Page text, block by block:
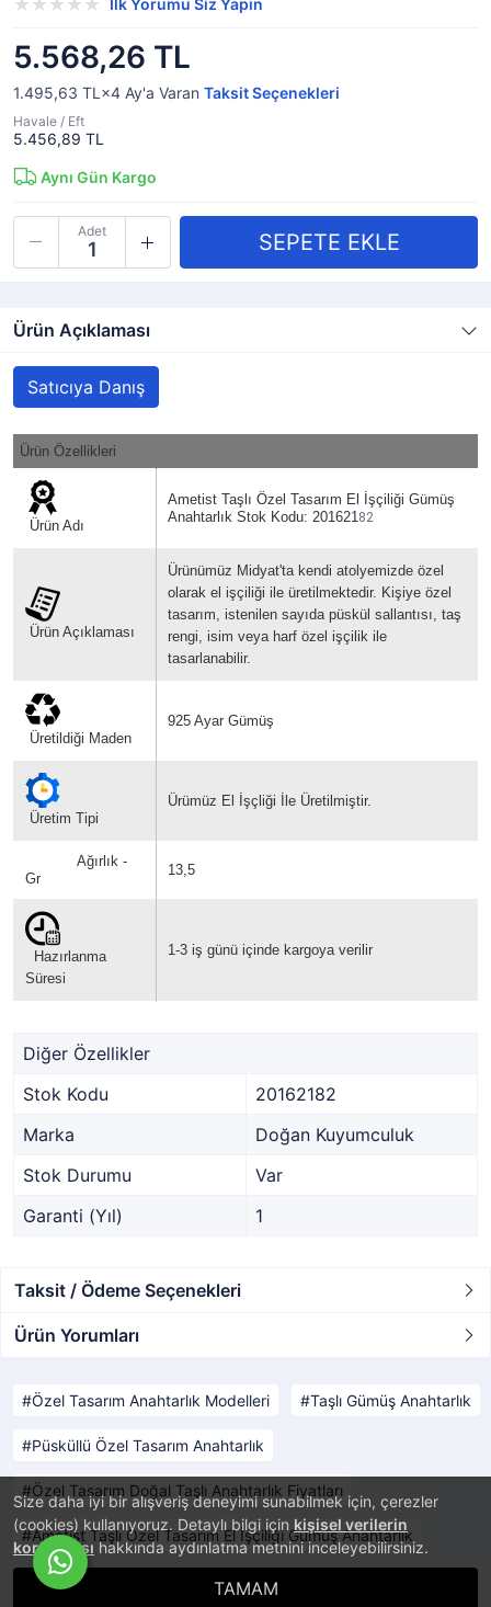
Size daha iyi bir alışveriş deneyimi sunabilmek için, çerezler
(cookies) kullanıyoruz. Detaylı bilgi için kişisel verilerin
korunmasıhakkında aydınlatma metnini inceleyebilirsiniz.
TAMAM
İlk Yorumu Siz Yapın
5.568,26 TL
1.495,63 TL×4 Ay'a Varan Taksit Seçenekleri
Havale / Eft
5.456,89 TL
Aynı Gün Kargo
Adet
Ürün Açıklaması
Satıcıya Danış
Ürün Özellikleri
Ürün Adı
Ametist Taşlı Özel Tasarım El İşçiliği Gümüş
Anahtarlık Stok Kodu: 20162182
Ürün Açıklaması
Ürünümüz Midyat'ta kendi atolyemizde özel
olarak el işçiliği ile üretilmektedir. Kişiye özel
tasarım, istenilen sayıda püskül sallantısı, taş
rengi, isim veya harf özel işçilik ile
tasarlanabilir.
Üretildiği Maden
925 Ayar Gümüş
Üretim Tipi
Ürümüz El İşçliği İle Üretilmiştir.
Ağırlık -
Gr
13,5
Hazırlanma
Süresi
1-3 iş günü içinde kargoya verilir
Diğer Özellikler
Stok Kodu
20162182
Marka
Doğan Kuyumculuk
Stok Durumu
Var
Garanti (Yıl)
1
Taksit / Ödeme Seçenekleri
Ürün Yorumları
Özel Tasarım Anahtarlık Modelleri Taşlı Gümüş Anahtarlık
Püsküllü Özel Tasarım Anahtarlık
Özel Tasarım Doğal Taşlı Anahtarlık Fiyatları
Ametist Taşlı Özel Tasarım El İşçiliği Gümüş Anahtarlık
E-Ticaret Sistemi